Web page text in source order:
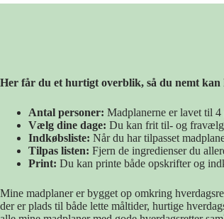
Her får du et hurtigt overblik, så du nemt kan
Antal personer: Madplanerne er lavet til
Vælg dine dage: Du kan frit til- og
Indkøbsliste: Når du har tilpasset
Tilpas listen: Fjern de ingredienser du
Print: Du kan printe både opskrifter og
Mine madplaner er bygget op omkring
der er plads til både lette måltider, hurtige